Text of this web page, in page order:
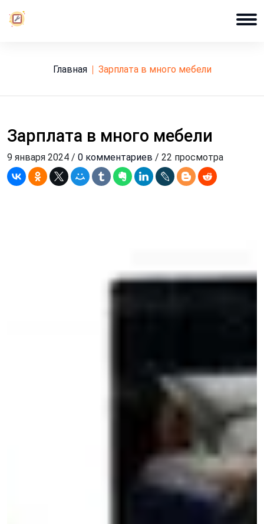
Главная зарплата в много мебели
Зарплата в много мебели
9 января 2024 / 0 комментариев / 22 просмотра